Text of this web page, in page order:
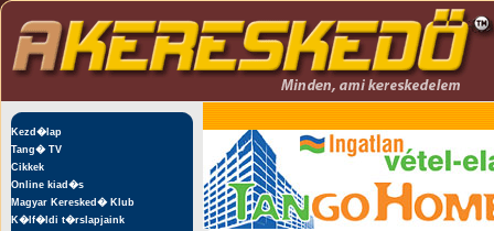
Kezd�lap
Tang� TV
Cikkek
Online kiad�s
Magyar Keresked� Klub
K�lf�ldi t�rslapjaink